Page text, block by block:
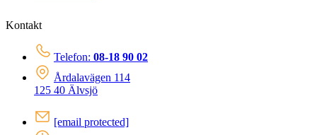
Kontakt
Telefon: 08-18 90 02
Årdalavägen 114
125 40 Älvsjö
[email protected]